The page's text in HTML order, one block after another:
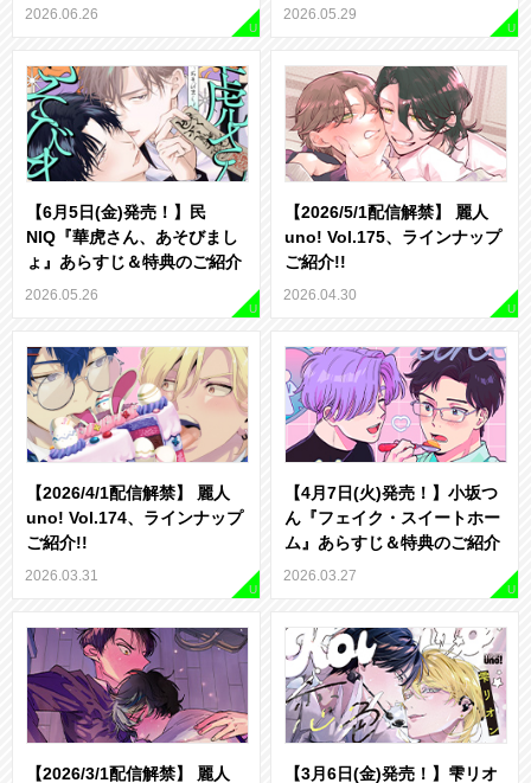
2026.06.26
U
2026.05.29
U
【6月5日(金)発売！】民
NIQ『華虎さん、あそびまし
ょ』あらすじ＆特典のご紹介
2026.05.26
U
【2026/5/1配信解禁】 麗人
uno! Vol.175、ラインナップ
ご紹介!!
2026.04.30
U
【2026/4/1配信解禁】 麗人
uno! Vol.174、ラインナップ
ご紹介!!
2026.03.31
U
【4月7日(火)発売！】小坂つ
ん『フェイク・スイートホー
ム』あらすじ＆特典のご紹介
2026.03.27
U
【2026/3/1配信解禁】 麗人 【3月6日(金)発売！】雫リオ